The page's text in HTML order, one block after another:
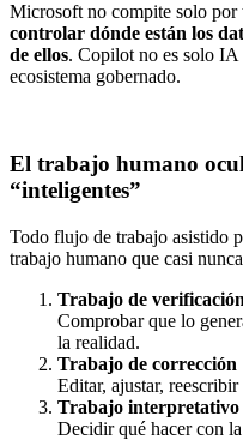
Microsoft no compite solo
controlar dónde están los
de ellos. Copilot no es solo IA
ecosistema gobernado.
El trabajo humano
“inteligentes”
Todo flujo de trabajo asistido
trabajo humano que casi
Trabajo de verificación
Comprobar que lo
la realidad.
Trabajo de corrección
Editar, ajustar,
Trabajo interpretativo
Decidir qué hacer con